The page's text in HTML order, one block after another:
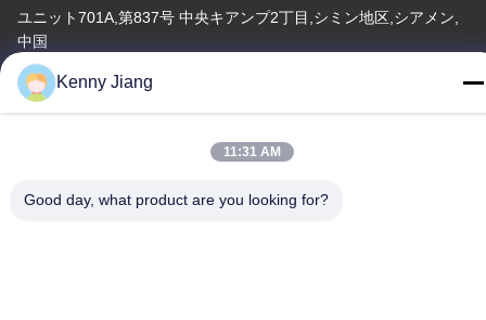
ユニット701A,第837号 中央キアンプ2丁目,シミン地区,シアメン,
中国
工場住所
第72号 ユンジュン道路 武峰村 崇武町 泉州市 福建市
Kenny Jiang
11:31 AM
Good day, what product are you looking for?